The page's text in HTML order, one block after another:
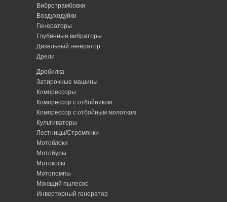
Вибротрамбовки
Воздуходуйки
Генераторы
Глубинные вибраторы
Дизельный генератор
Дрели
Дробилка
Затирочные машины
Компрессоры
Компрессор с отбойником
Компрессор с отбойным молотком
Культиваторы
Лестницы/Стремянки
Мотоблоки
Мотобуры
Мотокосы
Мотопомпы
Моющий пылесос
Инверторный генератор